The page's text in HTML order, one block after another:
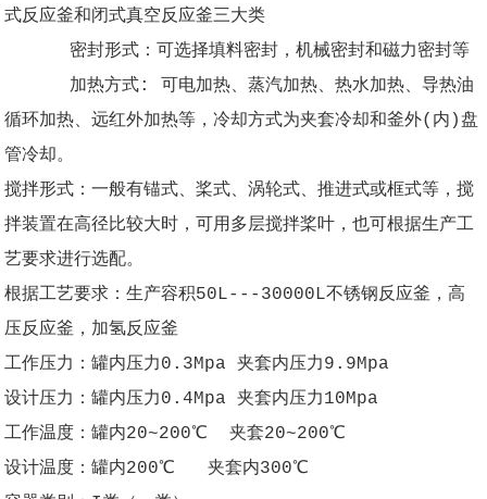
式反应釜和闭式真空反应釜三大类
密封形式：可选择填料密封，机械密封和磁力密封等
加热方式: 可电加热、蒸汽加热、热水加热、导热油
循环加热、远红外加热等，冷却方式为夹套冷却和釜外(内)盘
管冷却。
搅拌形式：一般有锚式、桨式、涡轮式、推进式或框式等，搅
拌装置在高径比较大时，可用多层搅拌桨叶，也可根据生产工
艺要求进行选配。
根据工艺要求：生产容积50L---30000L不锈钢反应釜，高
压反应釜，加氢反应釜
工作压力：罐内压力0.3Mpa 夹套内压力9.9Mpa
设计压力：罐内压力0.4Mpa 夹套内压力10Mpa
工作温度：罐内20~200℃ 夹套20~200℃
设计温度：罐内200℃ 夹套内300℃